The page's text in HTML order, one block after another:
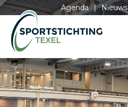
Agenda | Nieuws